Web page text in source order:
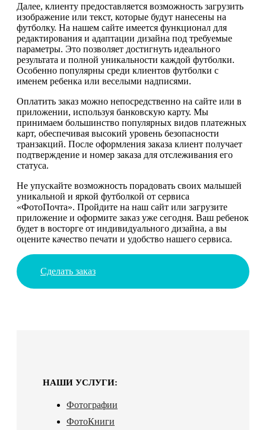
Далее, клиенту предоставляется возможность загрузить
изображение или текст, которые будут нанесены на
футболку. На нашем сайте имеется функционал для
редактирования и адаптации дизайна под требуемые
параметры. Это позволяет достигнуть идеального
результата и полной уникальности каждой футболки.
Особенно популярны среди клиентов футболки с
именем ребенка или веселыми надписями.
Оплатить заказ можно непосредственно на сайте или в
приложении, используя банковскую карту. Мы
принимаем большинство популярных видов платежных
карт, обеспечивая высокий уровень безопасности
транзакций. После оформления заказа клиент получает
подтверждение и номер заказа для отслеживания его
статуса.
Не упускайте возможность порадовать своих малышей
уникальной и яркой футболкой от сервиса
«ФотоПочта». Пройдите на наш сайт или загрузите
приложение и оформите заказ уже сегодня. Ваш ребенок
будет в восторге от индивидуального дизайна, а вы
оцените качество печати и удобство нашего сервиса.
Сделать заказ
НАШИ УСЛУГИ:
Фотографии
ФотоКниги